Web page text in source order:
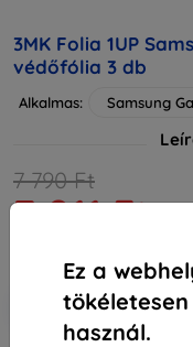
Ez a
használ.
3MK Folia 1UP
védőfólia 3 db
Alkalmas: Samsung
7 790 Ft
7 011 Ft
-10%